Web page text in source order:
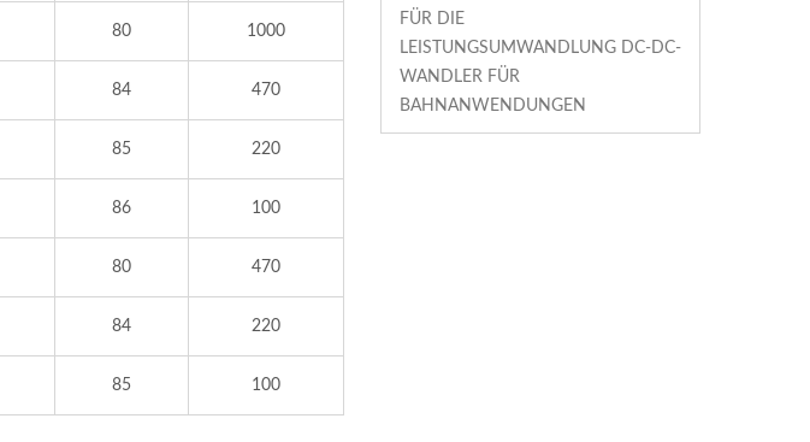
80 1000
84 470
85 220
86 100
80 470
84 220
85 100
FÜR DIE
LEISTUNGSUMWANDLUNG DC-DC-
WANDLER FÜR
BAHNANWENDUNGEN